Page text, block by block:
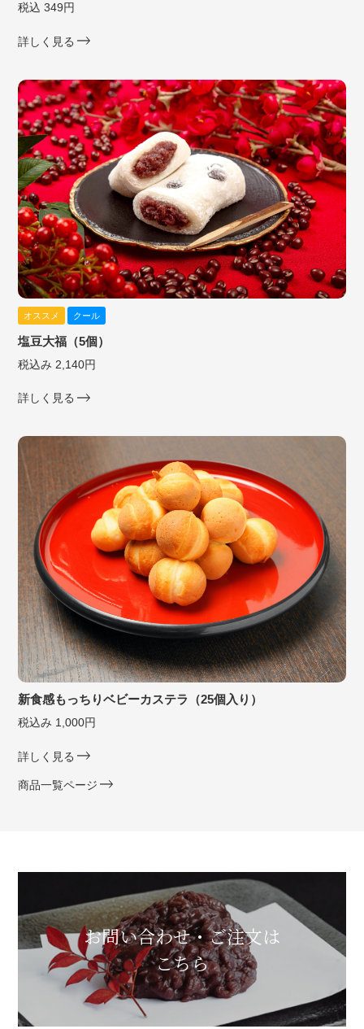
税込 349円
詳しく見る
オススメ クール
塩豆大福（5個）
税込み 2,140円
詳しく見る
新食感もっちりベビーカステラ（25個入り）
税込み 1,000円
詳しく見る
商品一覧ページ
お問い合わせ・ご注文は
こちら